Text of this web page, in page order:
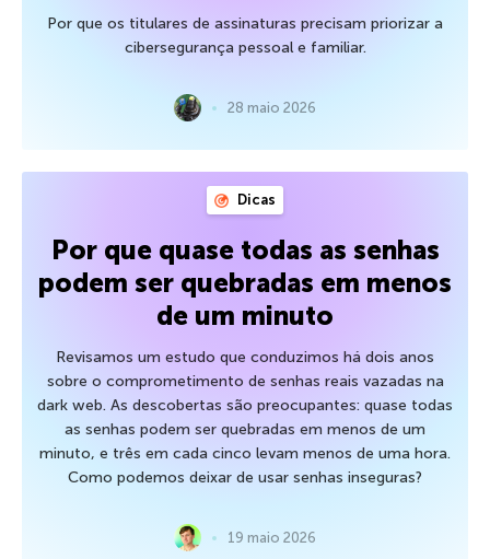
Por que os titulares de assinaturas precisam priorizar a
cibersegurança pessoal e familiar.
28 maio 2026
Dicas
Por que quase todas as senhas
podem ser quebradas em menos
de um minuto
Revisamos um estudo que conduzimos há dois anos
sobre o comprometimento de senhas reais vazadas na
dark web. As descobertas são preocupantes: quase todas
as senhas podem ser quebradas em menos de um
minuto, e três em cada cinco levam menos de uma hora.
Como podemos deixar de usar senhas inseguras?
19 maio 2026